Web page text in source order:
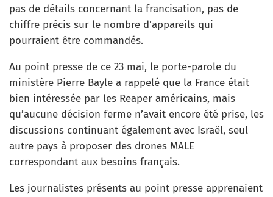
pas de détails concernant la francisation, pas de
chiffre précis sur le nombre d’appareils qui
pourraient être commandés.
Au point presse de ce 23 mai, le porte-parole du
ministère Pierre Bayle a rappelé que la France était
bien intéressée par les Reaper américains, mais
qu’aucune décision ferme n’avait encore été prise, les
discussions continuant également avec Israël, seul
autre pays à proposer des drones MALE
correspondant aux besoins français.
Les journalistes présents au point presse apprenaient